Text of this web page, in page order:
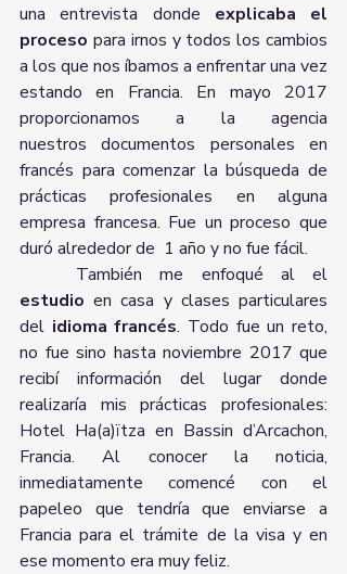
una entrevista donde explicaba el
proceso para irnos y todos los cambios
a los que nos íbamos a enfrentar una vez
estando en Francia. En mayo 2017
proporcionamos a la agencia
nuestros documentos personales en
francés para comenzar la búsqueda de
prácticas profesionales en alguna
empresa francesa. Fue un proceso que
duró alrededor de  1 año y no fue fácil.
estudio en casa y clases particulares
del idioma francés. Todo fue un reto,
no fue sino hasta noviembre 2017 que
recibí información del lugar donde
realizaría mis prácticas profesionales:
Hotel Ha(a)ïtza en Bassin d’Arcachon,
Francia. Al conocer la noticia,
inmediatamente comencé con el
papeleo que tendría que enviarse a
Francia para el trámite de la visa y en
ese momento era muy feliz.